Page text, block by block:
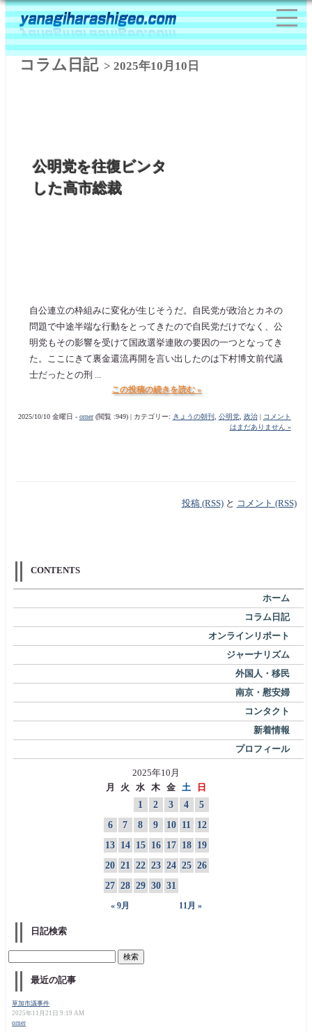
コラム日記> 2025年10月10日
公明党を往復ビンタ
した高市総裁
自公連立の枠組みに変化が生じそうだ。自民党が政治とカネの
問題で中途半端な行動をとってきたので自民党だけでなく、公
明党もその影響を受けて国政選挙連敗の要因の一つとなってき
た。ここにきて裏金還流再開を言い出したのは下村博文前代議
士だったとの刑 ...
この投稿の続きを読む »
2025/10/10 金曜日 - orner(閲覧 :949) | カテゴリー: きょうの朝刊 , 公明党, 政治|
コメント
はまだありません »
投稿 (RSS)と コメント (RSS)
CONTENTS
ホーム
コラム日記
オンラインリポート
ジャーナリズム
外国人・移民
南京・慰安婦
コンタクト
新着情報
プロフィール
2025年10月
月
火 水 木 金 土 日
« 9月 11月 »
1 2 3 4
5
6
7 8 9 10 11
12
13 14 15 16 17 18
19
20 21 22 23 24 25 26
27 28 29 30 31
日記検索
最近の記事
草加市議事件
2025年11月21日 9:19 AM
orner